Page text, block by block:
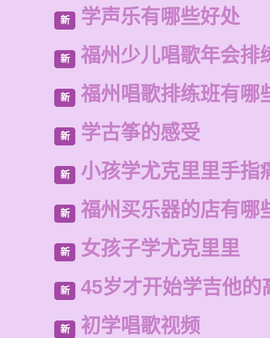
新 学声乐有哪些好处
新 福州少儿唱歌年会排
新 福州唱歌排练班有哪
新 学古筝的感受
新 小孩学尤克里里手指
新 福州买乐器的店有哪
新 女孩子学尤克里里
新 45岁才开始学吉他的
新 初学唱歌视频